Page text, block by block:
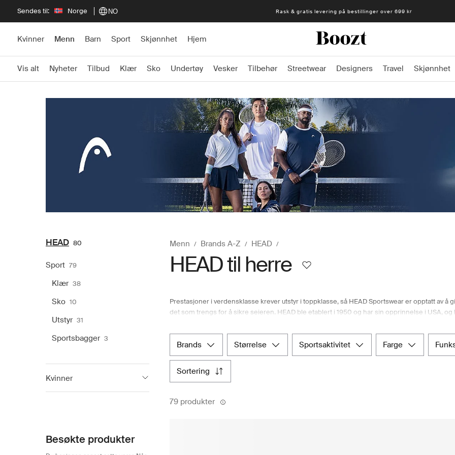
Sendes til: Norge NO Rask & gratis levering på bestillinger over 699 kr
Kvinner Menn Barn Sport Skjønnhet Hjem
Vis alt Nyheter Tilbud Klær Sko Undertøy Vesker Tilbehør Streetwear Designers Travel Skjønnhet
HEAD 80
Sport 79
Klær 38
Sko 10
Utstyr 31
Sportsbagger 3
Kvinner
Besøkte produkter
Menn Brands A-Z HEAD
HEAD til herre
Prestasjoner i verdensklasse krever utstyr i toppklasse, så HEAD Sportswear er opptatt av
det som trengs for å sikre seieren. HEAD ble etablert i 1950 og har sin opprinnelse i USA,
ulike racketsporter. For mannlige idrettsutøvere og spillere som ønsker det aller beste, tilbyr
av HEAD-utstyr og -klær som er designet spesielt for menn, og som passer for personer på
brands størrelse sportsaktivitet farge
sortering
79 produkter